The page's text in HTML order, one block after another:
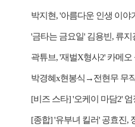
'금타는 금요일' 김용빈, 류지
곽튜브, '재벌X형사2' 카메오